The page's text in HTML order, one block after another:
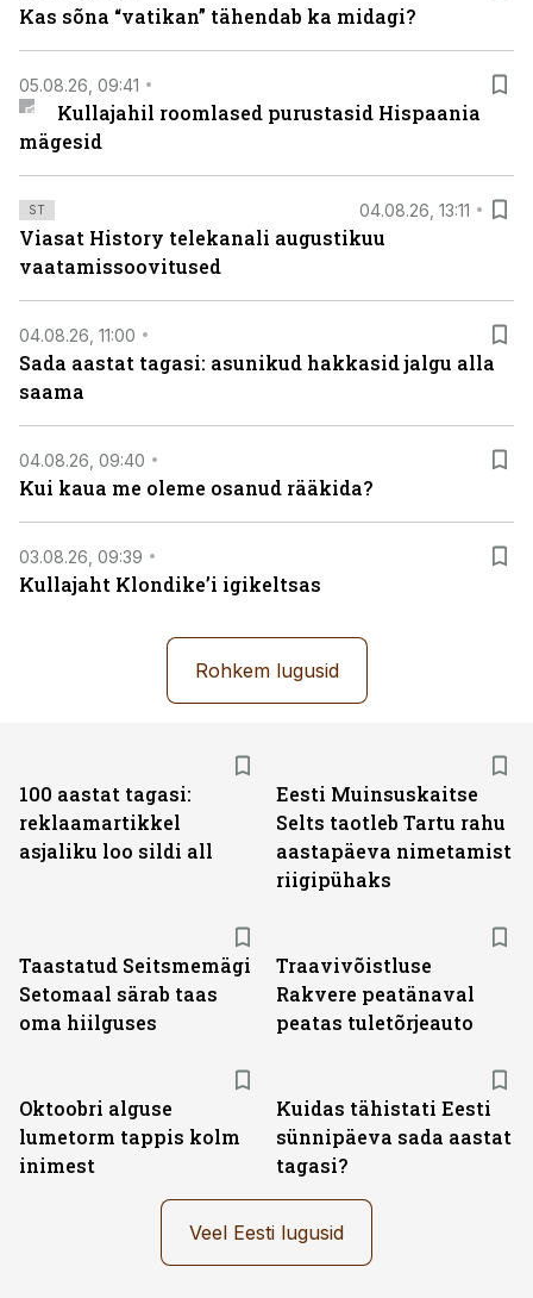
Kas sõna “vatikan” tähendab ka midagi?
05.08.26, 09:41
Kullajahil roomlased purustasid Hispaania
mägesid
ST 04.08.26, 13:11
Viasat History telekanali augustikuu
vaatamissoovitused
04.08.26, 11:00
Sada aastat tagasi: asunikud hakkasid jalgu alla
saama
04.08.26, 09:40
Kui kaua me oleme osanud rääkida?
03.08.26, 09:39
Kullajaht Klondike’i igikeltsas
Rohkem lugusid
100 aastat tagasi:
reklaamartikkel
asjaliku loo sildi all
Eesti Muinsuskaitse
Selts taotleb Tartu rahu
aastapäeva nimetamist
riigipühaks
Taastatud Seitsmemägi
Setomaal särab taas
oma hiilguses
Traavivõistluse
Rakvere peatänaval
peatas tuletõrjeauto
Oktoobri alguse
lumetorm tappis kolm
inimest
Kuidas tähistati Eesti
sünnipäeva sada aastat
tagasi?
Veel Eesti lugusid